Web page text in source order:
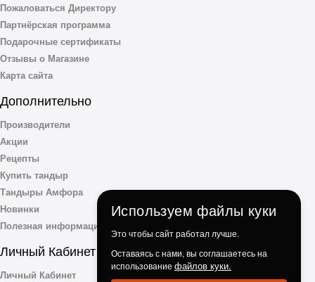
Пожаловаться Директору
Партнёрская программа
Подарочные сертификаты
Отзывы о Магазине
Карта сайта
Дополнительно
Производители
Акции
Рецепты
Купить тандыр
Тандыры Амфора
Новинки
Полезная информация
Личный Кабинет
Личный Кабинет
Используем файлы куки
Это чтобы сайт работал лучше.
Оставаясь с нами, вы соглашаетесь на
использование файлов куки.